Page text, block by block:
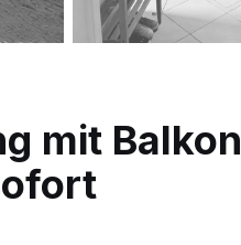
mit Balkon